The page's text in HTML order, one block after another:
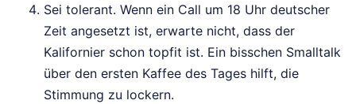
Sei tolerant. Wenn ein Call um 18 Uhr deutscher
Zeit angesetzt ist, erwarte nicht, dass der
Kalifornier schon topfit ist. Ein bisschen Smalltalk
über den ersten Kaffee des Tages hilft, die
Stimmung zu lockern.